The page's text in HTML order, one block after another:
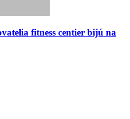
fitness centier bijú na